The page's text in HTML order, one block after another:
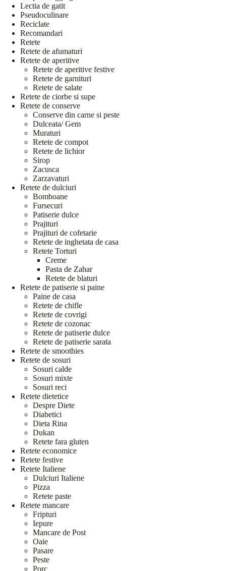
Lectia de gatit
Pseudoculinare
Reciclate
Recomandari
Retete
Retete de afumaturi
Retete de aperitive
Retete de aperitive festive
Retete de garnituri
Retete de salate
Retete de ciorbe si supe
Retete de conserve
Conserve din carne si peste
Dulceata/ Gem
Muraturi
Retete de compot
Retete de lichior
Sirop
Zacusca
Zarzavaturi
Retete de dulciuri
Bomboane
Fursecuri
Patiserie dulce
Prajituri
Prajituri de cofetarie
Retete de inghetata de casa
Retete Torturi
Creme
Pasta de Zahar
Retete de blaturi
Retete de patiserie si paine
Paine de casa
Retete de chifle
Retete de covrigi
Retete de cozonac
Retete de patiserie dulce
Retete de patiserie sarata
Retete de smoothies
Retete de sosuri
Sosuri calde
Sosuri mixte
Sosuri reci
Retete dietetice
Despre Diete
Diabetici
Dieta Rina
Dukan
Retete fara gluten
Retete economice
Retete festive
Retete Italiene
Dulciuri Italiene
Pizza
Retete paste
Retete mancare
Fripturi
Iepure
Mancare de Post
Oaie
Pasare
Peste
Porc